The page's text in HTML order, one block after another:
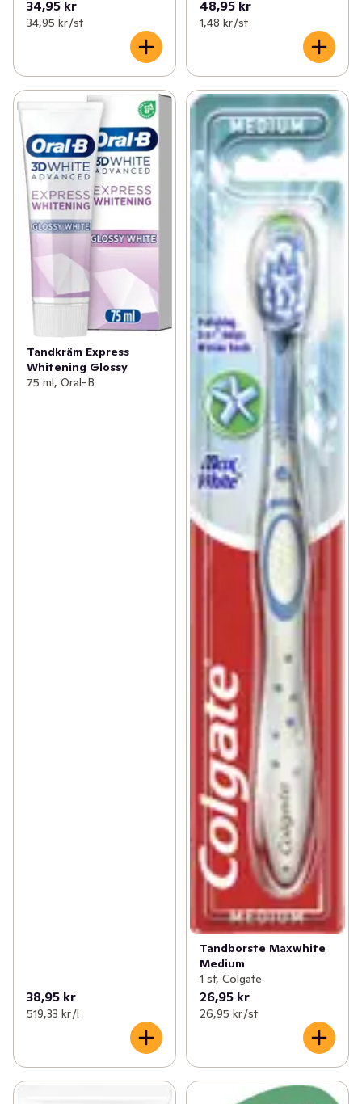
34,95 kr
34,95 kr /st
48,95 kr
1,48 kr /st
Tandkräm Express
Whitening Glossy
75 ml, Oral-B
38,95 kr
519,33 kr /l
Tandborste Maxwhite
Medium
1 st, Colgate
26,95 kr
26,95 kr /st